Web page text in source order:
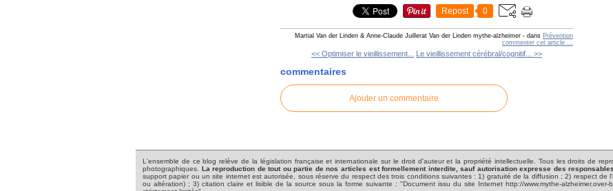
Repost 0
Martial Van der Linden & Anne-Claude Juillerat Van der Linden mythe-alzheimer - dans Prévention
commenter cet article …
<< Optimiser le vieillissement... Le vieillissement cérébral/cognitif... >>
commentaires
Ajouter un commentaire
L'ensemble de ce blog relève de la législation française et internationale sur le droit d'auteur et la propriété intellectuelle. Tous les droits de
photographiques.
La reproduction de tout ou partie de nos articles est formellement interdite, sauf autorisation expresse des
support papier ou un site internet est autorisée, sous réserve du respect des trois conditions suivantes : 1) gratuité de la diffusion ; 2) respect de
ou altération) ; 3) citation claire et lisible de la source sous la forme suivante : "Document issu du site Internet http://www.mythe-